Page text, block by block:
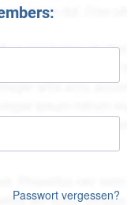
Passwort vergessen?